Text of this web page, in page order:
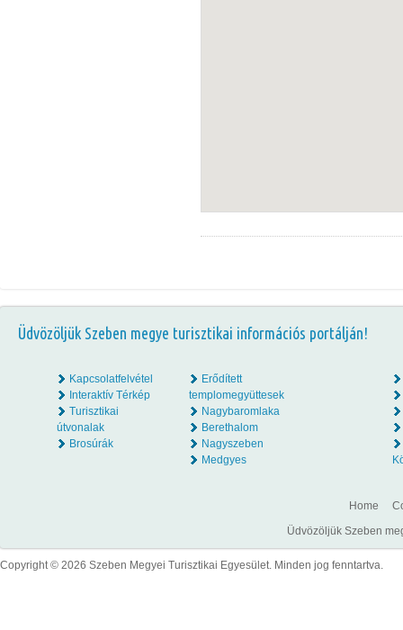
Üdvözöljük Szeben megye turisztikai információs portálján!
Kapcsolatfelvétel
Interaktív Térkép
Turisztikai
útvonalak
Brosúrák
Erődített
templomegyüttesek
Nagybaromlaka
Berethalom
Nagyszeben
Medgyes
Home
Üdvözöljük Szeben
Copyright © 2026 Szeben Megyei Turisztikai Egyesület. Minden jog fenntartva.